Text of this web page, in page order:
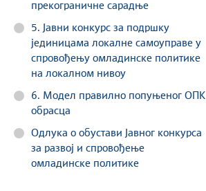
прекограничне сарадње
5. Јавни конкурс за подршку
јединицама локалне самоуправе у
спровођењу омладинске политике
на локалном нивоу
6. Модел правилно попуњеног ОПК
обрасца
Одлука о обустави Јавног конкурса
за развој и спровођење
омладинске политике